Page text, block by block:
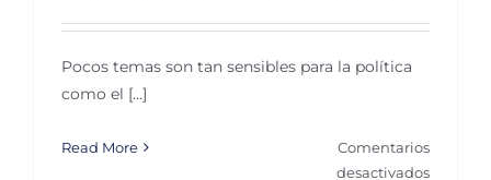
Pocos temas son tan sensibles para la política
como el [...]
Read More
Comentarios
desactivadosen